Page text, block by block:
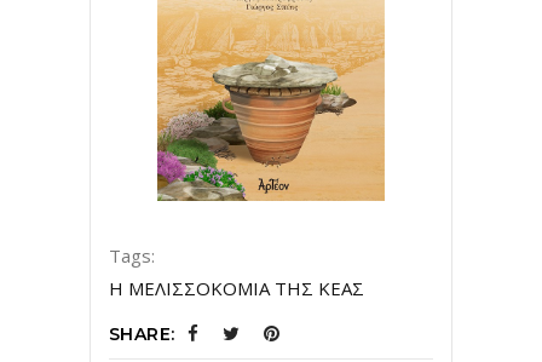
Tags:
Η ΜΕΛΙΣΣΟΚΟΜΙΑ ΤΗΣ ΚΕΑΣ
SHARE: